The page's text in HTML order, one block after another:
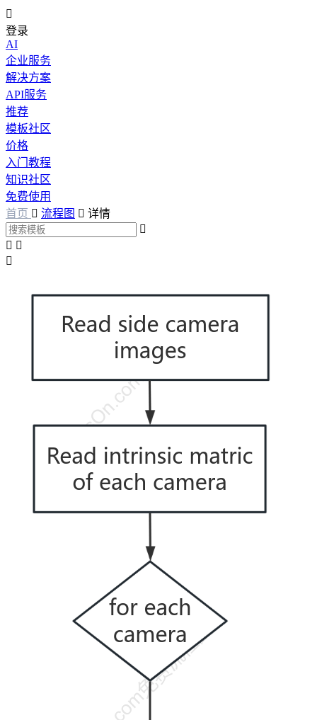

登录
AI
企业服务
解决方案
API服务
推荐
模板社区
价格
入门教程
知识社区
免费使用
首页  流程图  详情

 
